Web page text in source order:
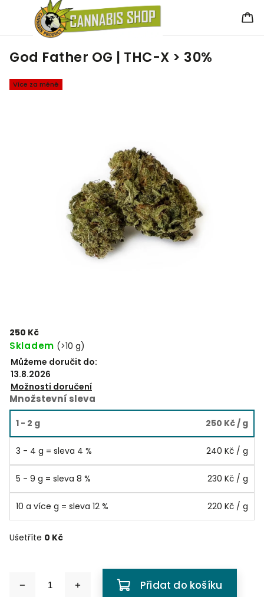
God Father OG | THC-X > 30%
Více za méně
250 Kč
Skladem (>10 g)
Můžeme doručit do:
13.8.2026
Možnosti doručení
Množstevní sleva
1 - 2 g 250 Kč / g
3 - 4 g = sleva 4 % 240 Kč / g
5 - 9 g = sleva 8 % 230 Kč / g
10 a více g = sleva 12 % 220 Kč / g
Ušetříte 0 Kč
Přidat do košíku